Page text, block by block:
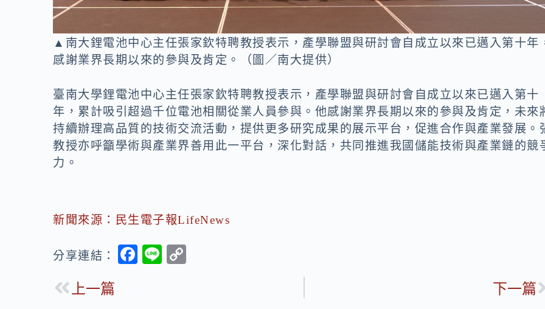
▲南大鋰電池中心主任張家欽特聘教授表示，產學聯盟與研討會自成立以來已邁入第十年
感謝業界長期以來的參與及肯定。（圖／南大提供）
臺南大學鋰電池中心主任張家欽特聘教授表示，產學聯盟與研討會自成立以來已邁入第十
年，累計吸引超過千位電池相關從業人員參與。他感謝業界長期以來的參與及肯定，未來
持續辦理高品質的技術交流活動，提供更多研究成果的展示平台，促進合作與產業發展。
教授亦呼籲學術與產業界善用此一平台，深化對話，共同推進我國儲能技術與產業鏈的競
力。
新聞來源：民生電子報LifeNews
分享連結：
F
Li
上一篇 下一篇